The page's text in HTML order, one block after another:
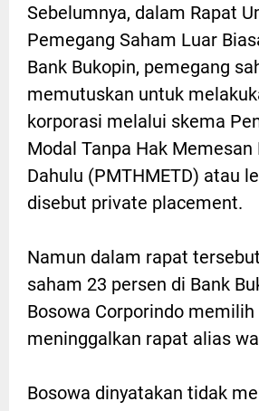
Sebelumnya, dalam Rapat
Pemegang Saham Luar
Bank Bukopin, pemegang
memutuskan untuk
korporasi melalui skema
Modal Tanpa Hak Memesan
Dahulu (PMTHMETD) atau
disebut private placement.
Namun dalam rapat
saham 23 persen di Bank
Bosowa Corporindo
meninggalkan rapat alias
Bosowa dinyatakan tidak